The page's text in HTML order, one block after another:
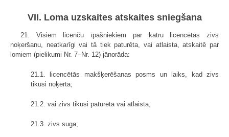
VII. Loma uzskaites atskaites sniegšana
21. Visiem licenču īpašniekiem par katru licencētās zivs
noķeršanu, neatkarīgi vai tā tiek paturēta, vai atlaista, atskaitē par
lomiem (pielikumi Nr. 7–Nr. 12) jānorāda:
21.1. licencētās makšķerēšanas posms un laiks, kad zivs
tikusi noķerta;
21.2. vai zivs tikusi paturēta vai atlaista;
21.3. zivs suga;